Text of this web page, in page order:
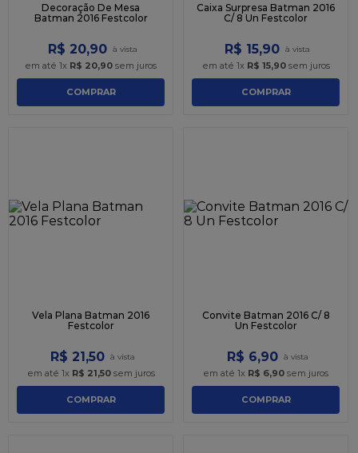
Decoração De Mesa
Batman 2016 Festcolor
R$ 20,90
em até 1x R$ 20,90 sem juros
COMPRAR
Caixa Surpresa Batman 2016
C/ 8 Un Festcolor
R$ 15,90
em até 1x R$ 15,90sem juros
COMPRAR
Vela Plana Batman 2016
Festcolor
R$ 21,50
em até 1x R$ 21,50sem juros
COMPRAR
Convite Batman 2016 C/ 8
Un Festcolor
R$ 6,90
em até 1x R$ 6,90 sem juros
COMPRAR